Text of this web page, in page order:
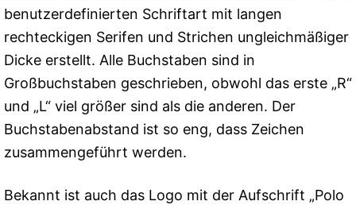
benutzerdefinierten Schriftart mit langen
rechteckigen Serifen und Strichen ungleichmäßiger
Dicke erstellt. Alle Buchstaben sind in
Großbuchstaben geschrieben, obwohl das erste „R“
und „L“ viel größer sind als die anderen. Der
Buchstabenabstand ist so eng, dass Zeichen
zusammengeführt werden.
Bekannt ist auch das Logo mit der Aufschrift „Polo